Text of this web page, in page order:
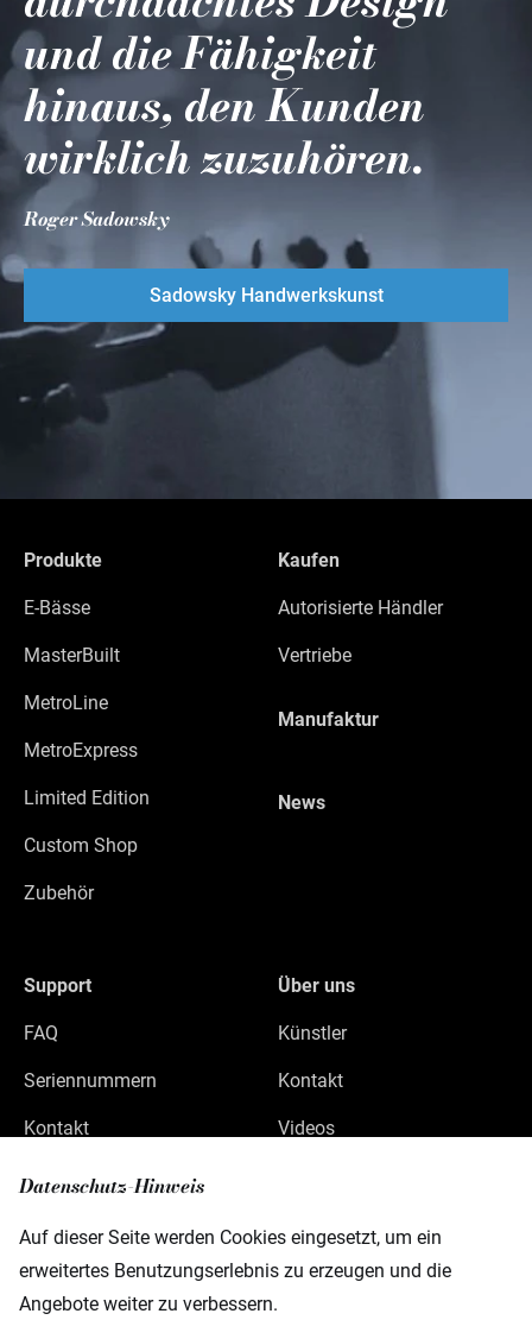
Datenschutz-Hinweis
Auf dieser Seite werden Cookies eingesetzt, um ein
erweitertes Benutzungserlebnis zu erzeugen und die
Angebote weiter zu verbessern.
und die Fähigkeit
hinaus, den Kunden
wirklich zuzuhören.
Roger Sadowsky
Sadowsky Handwerkskunst
Produkte
E-Bässe
MasterBuilt
MetroLine
MetroExpress
Limited Edition
Custom Shop
Zubehör
Kaufen
Autorisierte Händler
Vertriebe
Manufaktur
News
Support
FAQ
Seriennummern
Kontakt
Über uns
Künstler
Kontakt
Videos